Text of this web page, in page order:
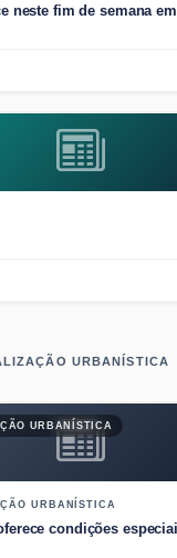
neste fim de semana
URBANÍSTICA
URBANÍSTICA
URBANÍSTICA
condições